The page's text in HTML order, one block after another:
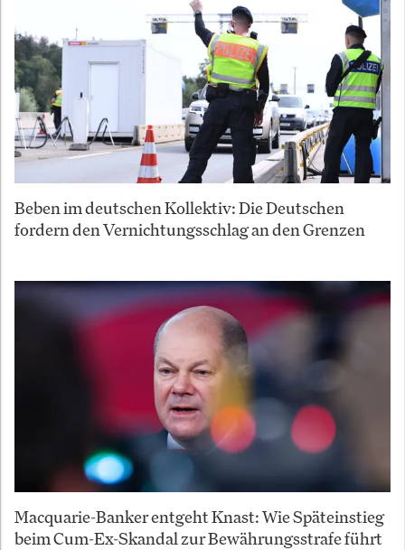
Beben im deutschen Kollektiv: Die Deutschen
fordern den Vernichtungsschlag an den Grenzen
Macquarie-Banker entgeht Knast: Wie Späteinstieg
beim Cum-Ex-Skandal zur Bewährungsstrafe führt